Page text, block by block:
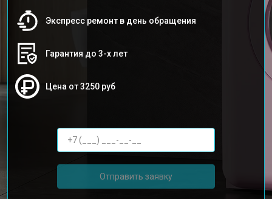
Экспресс ремонт в день обращения
Гарантия до 3-х лет
Цена от 3250 руб
Отправить заявку